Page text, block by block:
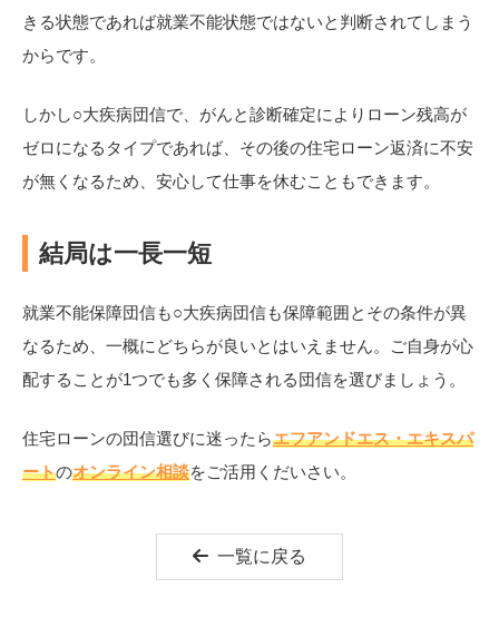
きる状態であれば就業不能状態ではないと判断されてしまう
からです。
しかし○大疾病団信で、がんと診断確定によりローン残高が
ゼロになるタイプであれば、その後の住宅ローン返済に不安
が無くなるため、安心して仕事を休むこともできます。
結局は一長一短
就業不能保障団信も○大疾病団信も保障範囲とその条件が異
なるため、一概にどちらが良いとはいえません。ご自身が心
配することが1つでも多く保障される団信を選びましょう。
住宅ローンの団信選びに迷ったらエフアンドエス・エキスパ
ートのオンライン相談をご活用くだいさい。
一覧に戻る